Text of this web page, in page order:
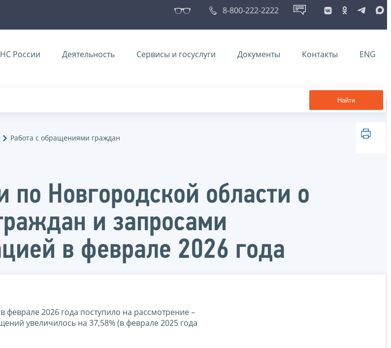
8-800-222-2222
России Деятельность Сервисы и госуслуги Документы Контакты ENG
Найти
Работа с обращениями граждан
Новгородской области о
и запросами
в феврале 2026 года
2026 года поступило на рассмотрение –
увеличилось на 37,58% (в феврале 2025 года